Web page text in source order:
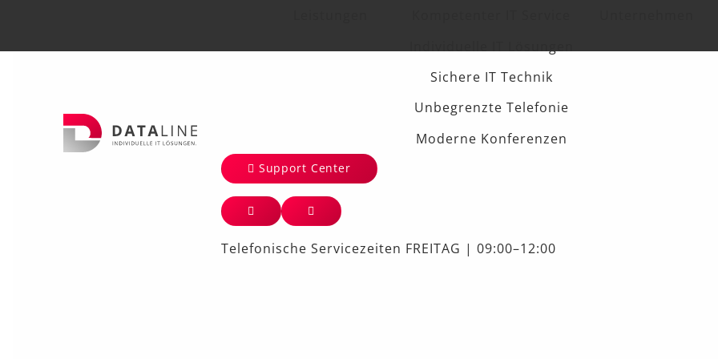
Sichere IT Technik
Unbegrenzte Telefonie
Moderne Konferenzen
Support Center
Telefonische Servicezeiten FREITAG | 09:00–12:00